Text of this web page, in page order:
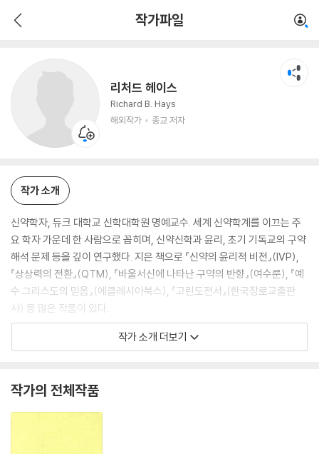
작가파일
리처드 헤이스
Richard B. Hays
해외작가
종교 저자
작가 소개
신약학자, 듀크 대학교 신학대학원 명예교수. 세계 신약학계를 이끄는 주
요 학자 가운데 한 사람으로 꼽히며, 신약신학과 윤리, 초기 기독교의 구약
해석 문제 등을 깊이 연구했다. 지은 책으로 『신약의 윤리적 비전』(IVP),
『상상력의 전환』(QTM), 『바울서신에 나타난 구약의 반향』(여수룬), 『예
수 그리스도의 믿음』(에클레시아북스), 『고린도전서』(한국장로교출판
사) 등 많은 작품이 있다.
작가 소개 더보기
작가의 전체작품